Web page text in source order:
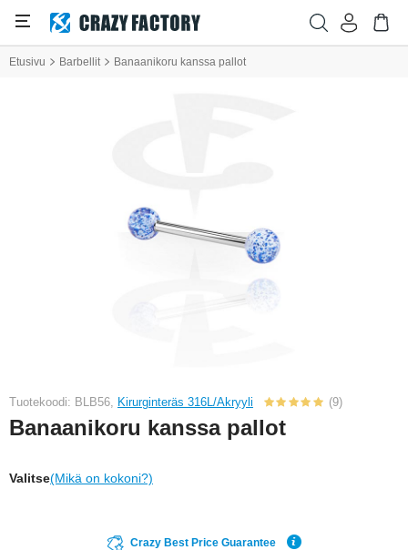
Etusivu Barbellit Banaanikoru kanssa pallot
Tuotekoodi: BLB56, Kirurginteräs 316L/Akryyli (9)
Banaanikoru kanssa pallot
Valitse(Mikä on kokoni?)
Crazy Best Price Guarantee